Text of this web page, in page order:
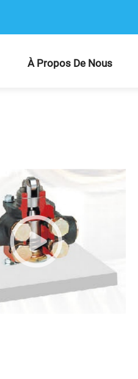
À Propos De Nous